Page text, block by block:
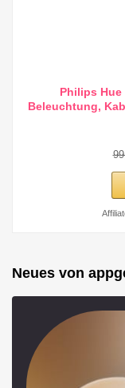
Philips Hue
Beleuchtung,
Neues von